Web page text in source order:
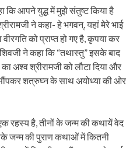
कि आपने युद्ध में मुझे संतुष्ट किया है
ने कहा- हे भगवन्, यहां मेरे भाई
को प्राप्त हो गए है, कृपया कर
ने कहा कि “तथास्तु” इसके बाद
अश्व श्रीरामजी को लौटा दिया और
सौंपकर शत्रुघ्न के साथ अयोध्या की ओर
रहस्य है, तीनों के जन्म की कथायें वेद
जन्म की पुराण कथाओं में कितनी